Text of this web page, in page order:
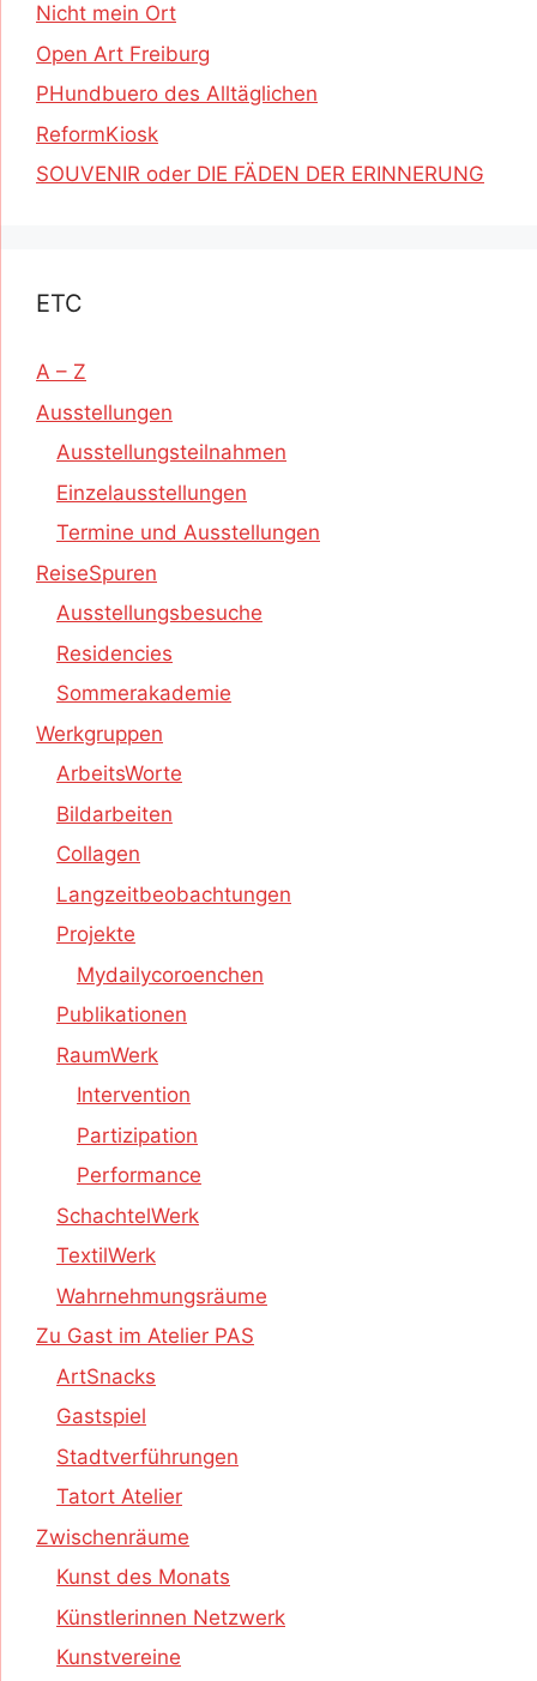
Nicht mein Ort
Open Art Freiburg
PHundbuero des Alltäglichen
ReformKiosk
SOUVENIR oder DIE FÄDEN DER ERINNERUNG
ETC
A – Z
Ausstellungen
Ausstellungsteilnahmen
Einzelausstellungen
Termine und Ausstellungen
ReiseSpuren
Ausstellungsbesuche
Residencies
Sommerakademie
Werkgruppen
ArbeitsWorte
Bildarbeiten
Collagen
Langzeitbeobachtungen
Projekte
Mydailycoroenchen
Publikationen
RaumWerk
Intervention
Partizipation
Performance
SchachtelWerk
TextilWerk
Wahrnehmungsräume
Zu Gast im Atelier PAS
ArtSnacks
Gastspiel
Stadtverführungen
Tatort Atelier
Zwischenräume
Kunst des Monats
Künstlerinnen Netzwerk
Kunstvereine